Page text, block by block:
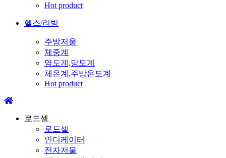
Hot product
헬스/리빙
주방저울
체중계
염도계,당도계
체온계,주방온도계
Hot product
로드셀
로드셀
인디케이터
전자저울